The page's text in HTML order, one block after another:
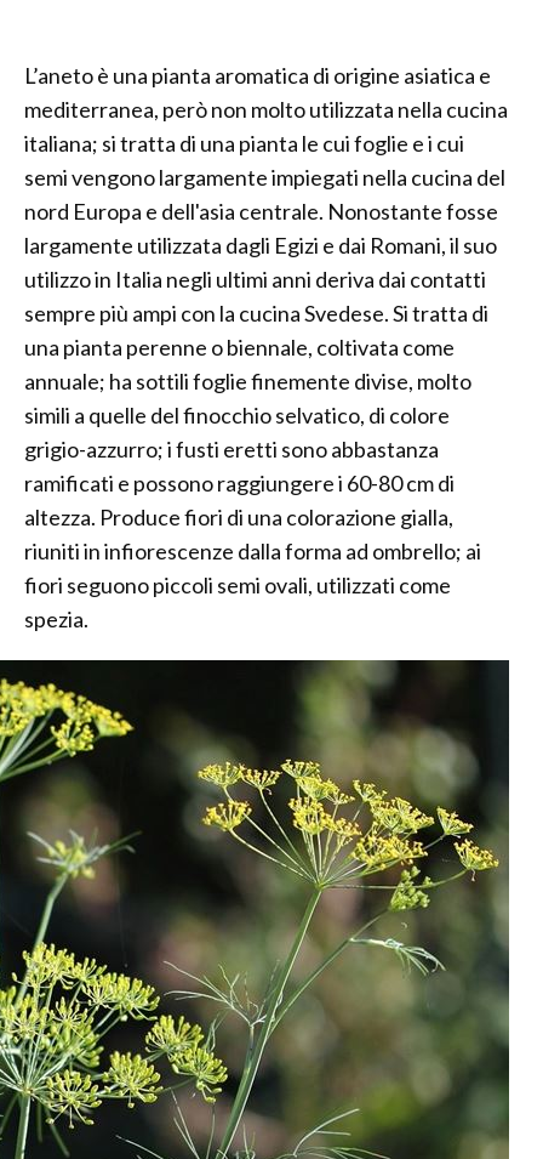
L’aneto è una pianta aromatica di origine asiatica e
mediterranea, però non molto utilizzata nella cucina
italiana; si tratta di una pianta le cui foglie e i cui
semi vengono largamente impiegati nella cucina del
nord Europa e dell'asia centrale. Nonostante fosse
largamente utilizzata dagli Egizi e dai Romani, il suo
utilizzo in Italia negli ultimi anni deriva dai contatti
sempre più ampi con la cucina Svedese. Si tratta di
una pianta perenne o biennale, coltivata come
annuale; ha sottili foglie finemente divise, molto
simili a quelle del finocchio selvatico, di colore
grigio-azzurro; i fusti eretti sono abbastanza
ramificati e possono raggiungere i 60-80 cm di
altezza. Produce fiori di una colorazione gialla,
riuniti in infiorescenze dalla forma ad ombrello; ai
fiori seguono piccoli semi ovali, utilizzati come
spezia.